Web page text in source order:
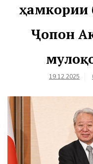
ҳамкории
Ҷопон
19.12.2025